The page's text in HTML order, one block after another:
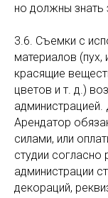
но должны знать
3.6. Съемки с
материалов (пух,
красящие
цветов и т. д.)
Арендатор
силами, или
студии согласно
администрации
декораций,